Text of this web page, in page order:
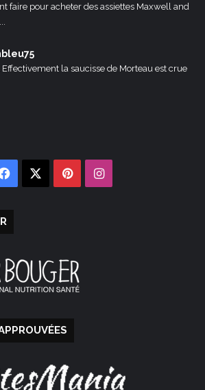
faire pour acheter des assiettes Maxwell and
Effectivement la saucisse de Morteau est crue
Facebook PinterestInstagram